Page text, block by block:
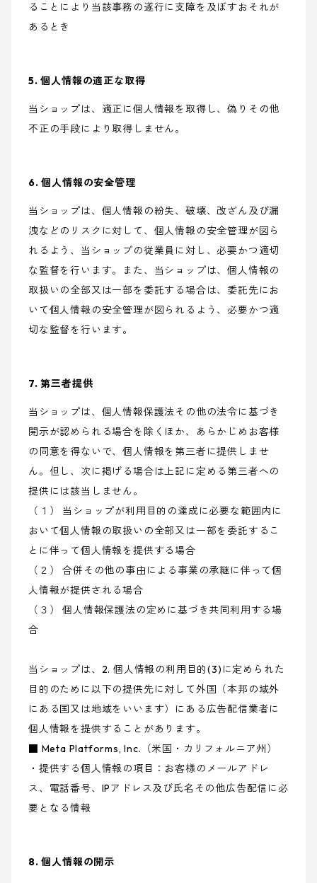
ることにより当該事務の遂行に支障を及ぼすおそれが
あるとき
5. 個人情報の適正な取得
当ショップは、適正に個人情報を取得し、偽りその他
不正の手段により取得しません。
6. 個人情報の安全管理
当ショップは、個人情報の紛失、破壊、改ざん及び漏
洩などのリスクに対して、個人情報の安全管理が図ら
れるよう、当ショップの従業員に対し、必要かつ適切
な監督を行います。また、当ショップは、個人情報の
取扱いの全部又は一部を委託する場合は、委託先にお
いて個人情報の安全管理が図られるよう、必要かつ適
切な監督を行います。
7. 第三者提供
当ショップは、個人情報保護法その他の法令に基づき
開示が認められる場合を除くほか、あらかじめお客様
の同意を得ないで、個人情報を第三者に提供しませ
ん。但し、次に掲げる場合は上記に定める第三者への
提供には該当しません。
（１） 当ショップが利用目的の達成に必要な範囲内に
おいて個人情報の取扱いの全部又は一部を委託するこ
とに伴って個人情報を提供する場合
（２） 合併その他の事由による事業の承継に伴って個
人情報が提供される場合
（３） 個人情報保護法の定めに基づき共同利用する場
合
当ショップは、2. 個人情報の利用目的(3)に定められた
目的のために以下の提供先に対して外国（本邦の域外
にある国又は地域をいいます）にある広告配信業者に
個人情報を提供することがあります。
■ Meta Platforms, Inc.（米国・カリフォルニア州）
・提供する個人情報の項目：お客様のメールアドレ
ス、電話番号、IPアドレス及び氏名その他広告配信に必
要となる情報
8. 個人情報の開示